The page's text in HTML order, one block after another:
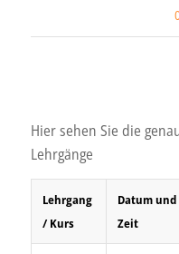
Hier sehen Sie die
Lehrgänge
Lehrgang
/ Kurs
Datum und
Zeit